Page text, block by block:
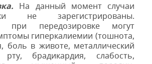
На данный момент случаи
не зарегистрированы.
при передозировке могут
гиперкалиемии (тошнота,
боль в животе, металлический
брадикардия, слабость,